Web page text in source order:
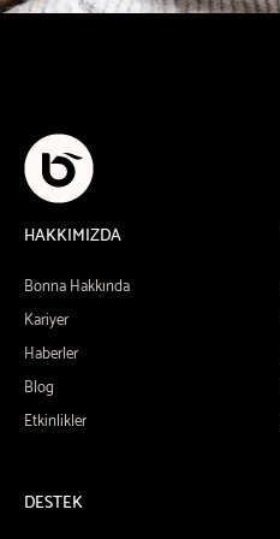
HAKKIMIZDA
Bonna Hakkında
Kariyer
Haberler
Blog
Etkinlikler
DESTEK